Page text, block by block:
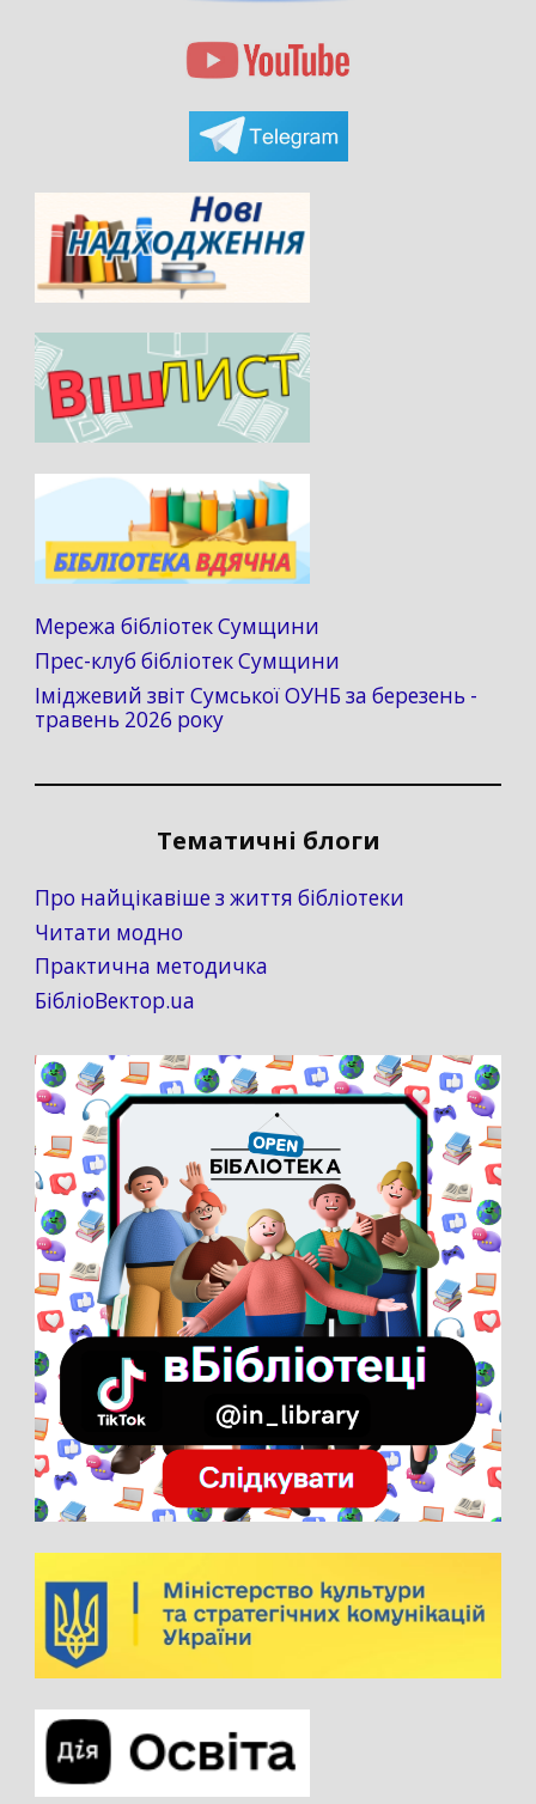
Мережа бібліотек Сумщини
Прес-клуб бібліотек Сумщини
Іміджевий звіт Сумської ОУНБ за березень -
травень 2026 року
Тематичні блоги
Про найцікавіше з життя бібліотеки
Читати модно
Практична методичка
БібліоВектор.ua